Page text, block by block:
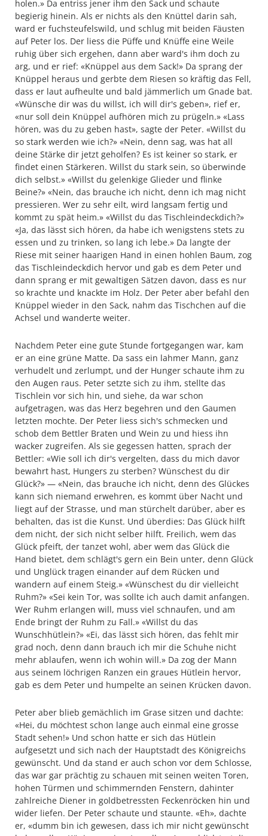
holen.» Da entriss jener ihm den Sack und schaute
begierig hinein. Als er nichts als den Knüttel darin sah,
ward er fuchsteufelswild, und schlug mit beiden Fäusten
auf Peter los. Der liess die Püffe und Knüffe eine Weile
ruhig über sich ergehen, dann aber ward's ihm doch zu
arg, und er rief: «Knüppel aus dem Sack!» Da sprang der
Knüppel heraus und gerbte dem Riesen so kräftig das Fell,
dass er laut aufheulte und bald jämmerlich um Gnade bat.
«Wünsche dir was du willst, ich will dir's geben», rief er,
«nur soll dein Knüppel aufhören mich zu prügeln.» «Lass
hören, was du zu geben hast», sagte der Peter. «Willst du
so stark werden wie ich?» «Nein, denn sag, was hat all
deine Stärke dir jetzt geholfen? Es ist keiner so stark, er
findet einen Stärkeren. Willst du stark sein, so überwinde
dich selbst.» «Willst du gelenkige Glieder und flinke
Beine?» «Nein, das brauche ich nicht, denn ich mag nicht
pressieren. Wer zu sehr eilt, wird langsam fertig und
kommt zu spät heim.» «Willst du das Tischleindeckdich?»
«Ja, das lässt sich hören, da habe ich wenigstens stets zu
essen und zu trinken, so lang ich lebe.» Da langte der
Riese mit seiner haarigen Hand in einen hohlen Baum, zog
das Tischleindeckdich hervor und gab es dem Peter und
dann sprang er mit gewaltigen Sätzen davon, dass es nur
so krachte und knackte im Holz. Der Peter aber befahl den
Knüppel wieder in den Sack, nahm das Tischchen auf die
Achsel und wanderte weiter.
Nachdem Peter eine gute Stunde fortgegangen war, kam
er an eine grüne Matte. Da sass ein lahmer Mann, ganz
verhudelt und zerlumpt, und der Hunger schaute ihm zu
den Augen raus. Peter setzte sich zu ihm, stellte das
Tischlein vor sich hin, und siehe, da war schon
aufgetragen, was das Herz begehren und den Gaumen
letzten mochte. Der Peter liess sich's schmecken und
schob dem Bettler Braten und Wein zu und hiess ihn
wacker zugreifen. Als sie gegessen hatten, sprach der
Bettler: «Wie soll ich dir's vergelten, dass du mich davor
bewahrt hast, Hungers zu sterben? Wünschest du dir
Glück?» — «Nein, das brauche ich nicht, denn des Glückes
kann sich niemand erwehren, es kommt über Nacht und
liegt auf der Strasse, und man stürchelt darüber, aber es
behalten, das ist die Kunst. Und überdies: Das Glück hilft
dem nicht, der sich nicht selber hilft. Freilich, wem das
Glück pfeift, der tanzet wohl, aber wem das Glück die
Hand bietet, dem schlägt's gern ein Bein unter, denn Glück
und Unglück tragen einander auf dem Rücken und
wandern auf einem Steig.» «Wünschest du dir vielleicht
Ruhm?» «Sei kein Tor, was sollte ich auch damit anfangen.
Wer Ruhm erlangen will, muss viel schnaufen, und am
Ende bringt der Ruhm zu Fall.» «Willst du das
Wunschhütlein?» «Ei, das lässt sich hören, das fehlt mir
grad noch, denn dann brauch ich mir die Schuhe nicht
mehr ablaufen, wenn ich wohin will.» Da zog der Mann
aus seinem löchrigen Ranzen ein graues Hütlein hervor,
gab es dem Peter und humpelte an seinen Krücken davon.
Peter aber blieb gemächlich im Grase sitzen und dachte:
«Hei, du möchtest schon lange auch einmal eine grosse
Stadt sehen!» Und schon hatte er sich das Hütlein
aufgesetzt und sich nach der Hauptstadt des Königreichs
gewünscht. Und da stand er auch schon vor dem Schlosse,
das war gar prächtig zu schauen mit seinen weiten Toren,
hohen Türmen und schimmernden Fenstern, dahinter
zahlreiche Diener in goldbetressten Feckenröcken hin und
wider liefen. Der Peter schaute und staunte. «Eh», dachte
er, «dumm bin ich gewesen, dass ich mir nicht gewünscht